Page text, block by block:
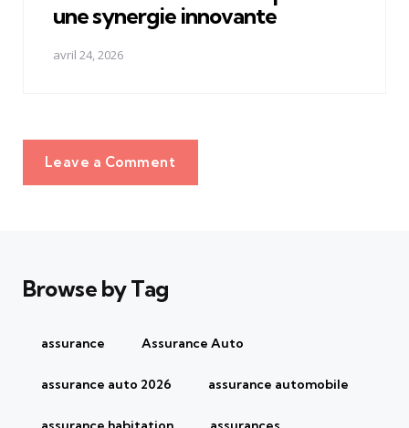
une synergie innovante
avril 24, 2026
Leave a Comment
Browse by Tag
assurance Assurance Auto
assurance auto 2026 assurance automobile